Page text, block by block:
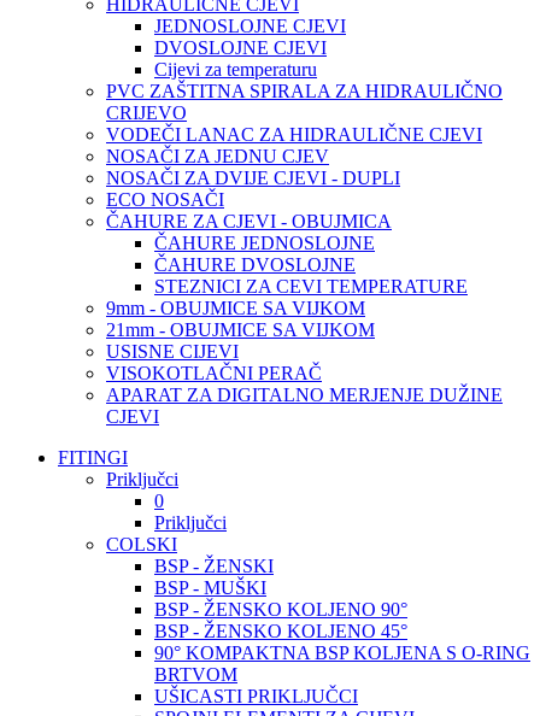
HIDRAULIČNE CJEVI
JEDNOSLOJNE CJEVI
DVOSLOJNE CJEVI
Cijevi za temperaturu
PVC ZAŠTITNA SPIRALA ZA HIDRAULIČNO
CRIJEVO
VODEČI LANAC ZA HIDRAULIČNE CJEVI
NOSAČI ZA JEDNU CJEV
NOSAČI ZA DVIJE CJEVI - DUPLI
ECO NOSAČI
ČAHURE ZA CJEVI - OBUJMICA
ČAHURE JEDNOSLOJNE
ČAHURE DVOSLOJNE
STEZNICI ZA CEVI TEMPERATURE
9mm - OBUJMICE SA VIJKOM
21mm - OBUJMICE SA VIJKOM
USISNE CIJEVI
VISOKOTLAČNI PERAČ
APARAT ZA DIGITALNO MERJENJE DUŽINE
CJEVI
FITINGI
Priključci
0
Priključci
COLSKI
BSP - ŽENSKI
BSP - MUŠKI
BSP - ŽENSKO KOLJENO 90°
BSP - ŽENSKO KOLJENO 45°
90° KOMPAKTNA BSP KOLJENA S O-RING
BRTVOM
UŠICASTI PRIKLJUČCI